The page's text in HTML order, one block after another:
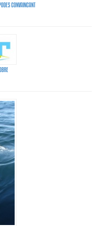
CONVAINCANT